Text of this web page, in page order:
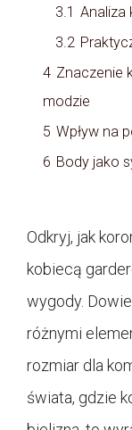
3.1 Analiza
3.2
4 Znaczenie
modzie
5 Wpływ na
6 Body jako
Odkryj, jak
kobiecą
wygody.
różnymi
rozmiar dla
świata, gdzie